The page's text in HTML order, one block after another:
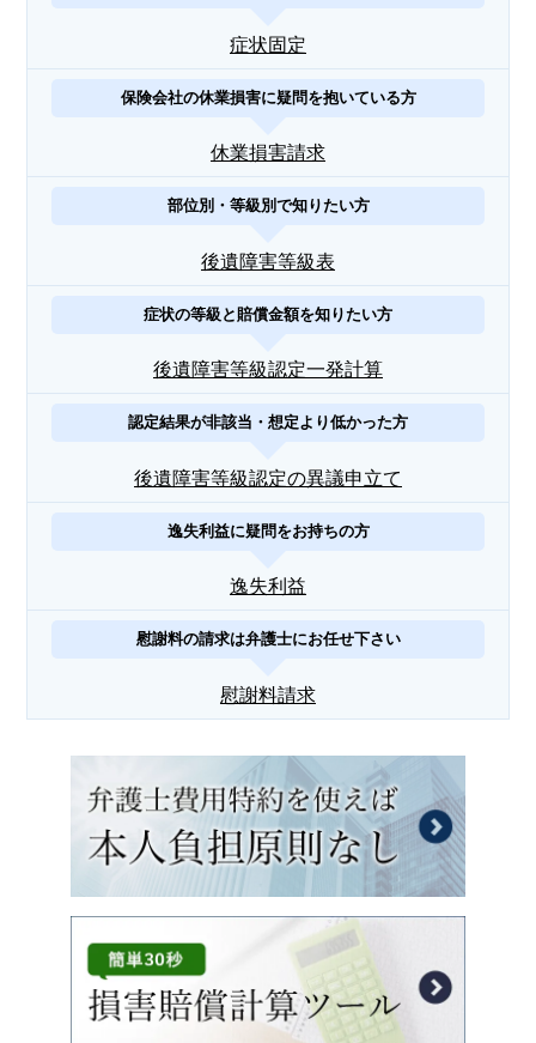
症状固定
保険会社の休業損害に疑問を抱いている方
休業損害請求
部位別・等級別で知りたい方
後遺障害等級表
症状の等級と賠償金額を知りたい方
後遺障害等級認定一発計算
認定結果が非該当・想定より低かった方
後遺障害等級認定の異議申立て
逸失利益に疑問をお持ちの方
逸失利益
慰謝料の請求は弁護士にお任せ下さい
慰謝料請求